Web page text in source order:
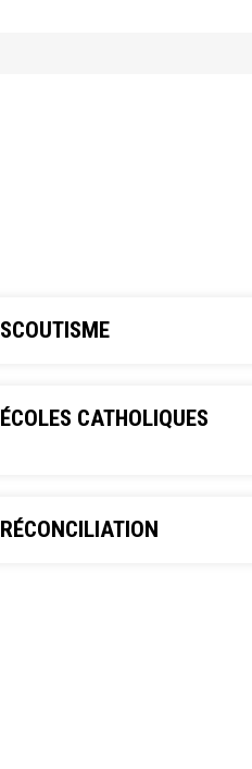
SCOUTISME
ÉCOLES CATHOLIQUES
RÉCONCILIATION